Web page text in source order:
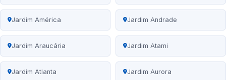
Jardim América Jardim Andrade
Jardim Araucária Jardim Atami
Jardim Atlanta Jardim Aurora